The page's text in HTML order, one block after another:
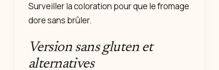
Surveiller la coloration pour que le fromage
dore sans brûler.
Version sans gluten et
alternatives